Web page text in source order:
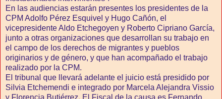
En las audiencias estarán presentes los presidentes de la
CPM Adolfo Pérez Esquivel y Hugo Cañón, el
vicepresidente Aldo Etchegoyen y Roberto Cipriano García,
junto a otras organizaciones que desarrollan su trabajo en
el campo de los derechos de migrantes y pueblos
originarios y de género, y que han acompañado el trabajo
realizado por la CPM.
El tribunal que llevará adelante el juicio está presidido por
Silvia Etchemendi e integrado por Marcela Alejandra Vissio
y Florencia Butiérrez. El Fiscal de la causa es Fernando